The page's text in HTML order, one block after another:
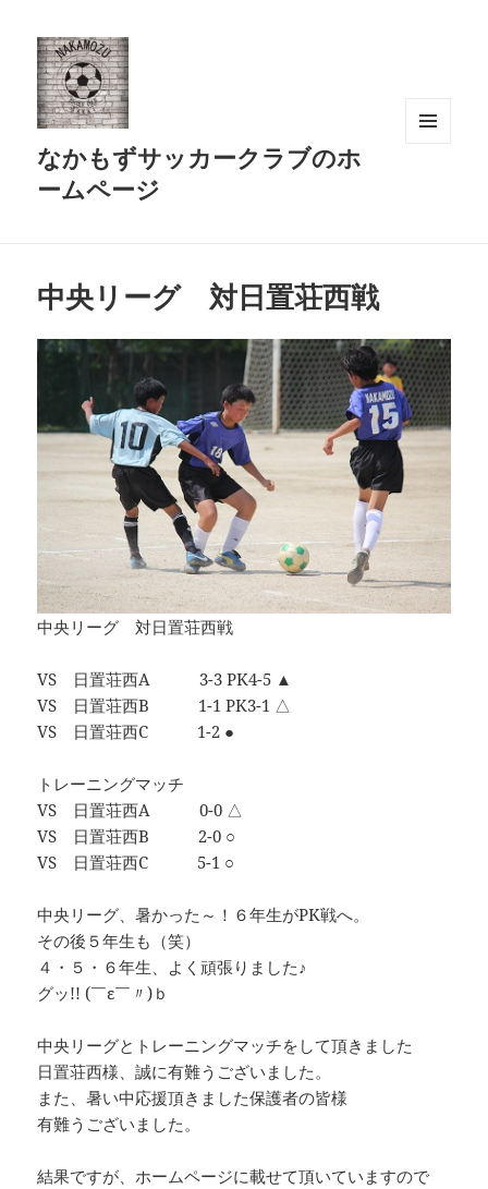
なかもずサッカークラブのホ
ームページ
中央リーグ 対日置荘西戦
中央リーグ 対日置荘西戦
VS 日置荘西A 3-3 PK4-5 ▲
VS 日置荘西B 1-1 PK3-1 △
VS 日置荘西C 1-2 ●
トレーニングマッチ
VS 日置荘西A 0-0 △
VS 日置荘西B 2-0 ○
VS 日置荘西C 5-1 ○
中央リーグ、暑かった～！６年生がPK戦へ。
その後５年生も（笑）
４・５・６年生、よく頑張りました♪
グッ!! (￣ε￣〃)ｂ
中央リーグとトレーニングマッチをして頂きました
日置荘西様、誠に有難うございました。
また、暑い中応援頂きました保護者の皆様
有難うございました。
結果ですが、ホームページに載せて頂いていますので